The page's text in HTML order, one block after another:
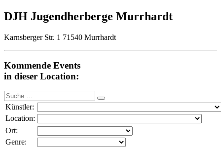
DJH Jugendherberge Murrhardt
Karnsberger Str. 1 71540 Murrhardt
Kommende Events
in dieser Location:
Suche
nach:
Künstler:
Location:
Ort:
Genre: